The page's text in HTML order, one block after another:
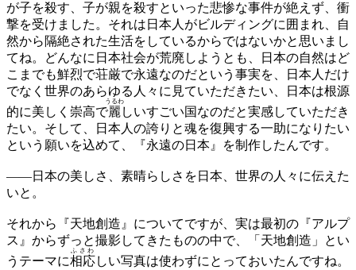
が子を殺す、子が親を殺すといった悲惨な事件が絶えず、衝
撃を受けました。それは日本人がビルディングに囲まれ、自
然から隔絶された生活をしているからではないかと思いまし
てね。どんなに日本社会が荒廃しようとも、日本の自然はど
こまでも鮮烈で荘厳で永遠なのだという事実を、日本人だけ
でなく世界のあらゆる人々に見ていただきたい、日本は根源
的に美しく崇高で麗
うるわ
しいすごい国なのだと実感していただき
たい。そして、日本人の誇りと魂を復興する一助になりたい
という願いを込めて、『永遠の日本』を制作したんです。
——日本の美しさ、素晴らしさを日本、世界の人々に伝えた
いと。
それから『天地創造』についてですが、実は最初の『アルプ
ス』からずっと撮影してきたものの中で、「天地創造」とい
うテーマに相応
ふさわ
しい写真は使わずにとっておいたんですね。